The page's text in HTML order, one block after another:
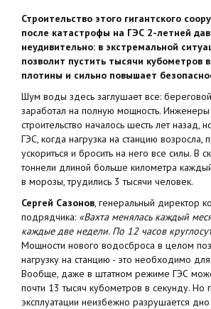
Строительство этого гигантского
после катастрофы на ГЭС 2-летней
неудивительно: в экстремальной
позволит пустить тысячи кубометров
плотины и сильно повышает
Шум воды здесь заглушает все:
заработал на полную мощность. Инженеры
строительство началось шесть лет назад,
ГЭС, когда нагрузка на станцию возросла,
ускориться и бросить на него все силы. В
тоннели длиной больше километра
в морозы, трудились 3 тысячи человек.
Сергей Сазонов, генеральный директор
подрядчика: «Вахта менялась каждый
каждые две недели. По 12 часов
Мощности нового водосброса в целом
нагрузку на станцию - это необходимо для
Вообще, даже в штатном режиме ГЭС
почти 13 тысяч кубометров в секунду. Но
эксплуатации неизбежно разрушается